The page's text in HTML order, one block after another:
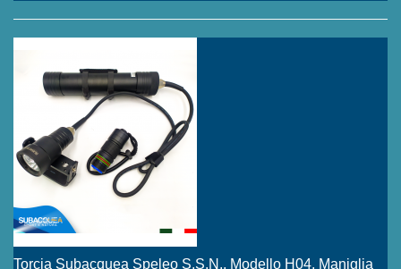
Torcia Subacquea Speleo S.S.N., Modello H04, Maniglia